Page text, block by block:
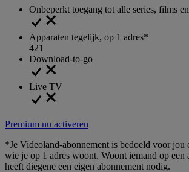
Onbeperkt toegang tot alle series, films
Apparaten tegelijk, op 1 adres*
421
Download-to-go
Live TV
Premium nu activeren
*Je Videoland-abonnement is bedoeld voor jou
wie je op 1 adres woont. Woont iemand op een
heeft diegene een eigen abonnement nodig.